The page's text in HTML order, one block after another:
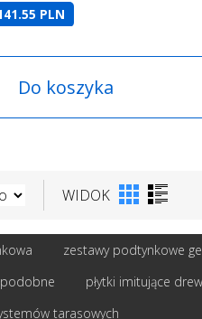
PLN
Do koszyka
WIDOK
zestawy podtynkowe
płytki imitujące
tarasowych